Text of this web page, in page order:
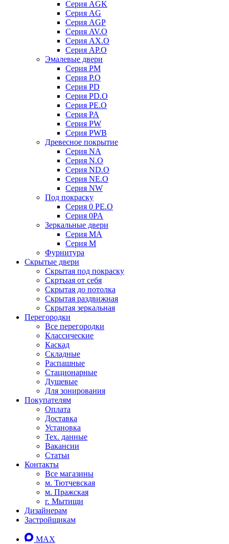
Серия AGK
Серия AG
Серия AGP
Серия AV.O
Серия AX.O
Серия AP.O
Эмалевые двери
Серия PM
Серия P.O
Серия PD
Серия PD.O
Серия PE.O
Серия PA
Серия PW
Серия PWB
Древесное покрытие
Серия NA
Серия N.O
Серия ND.O
Серия NE.O
Серия NW
Под покраску
Серия 0 PE.O
Серия 0PA
Зеркальные двери
Серия MA
Серия M
Фурнитура
Скрытые двери
Скрытая под покраску
Скртыая от себя
Скрытая до потолка
Скрытая раздвижная
Скрытая зеркальная
Перегородки
Все перегородки
Классические
Каскад
Складные
Распашные
Стационарные
Душевые
Для зонирования
Покупателям
Оплата
Доставка
Установка
Тех. данные
Вакансии
Статьи
Контакты
Все магазины
м. Тютчевская
м. Пражская
г. Мытищи
Дизайнерам
Застройщикам
MAX